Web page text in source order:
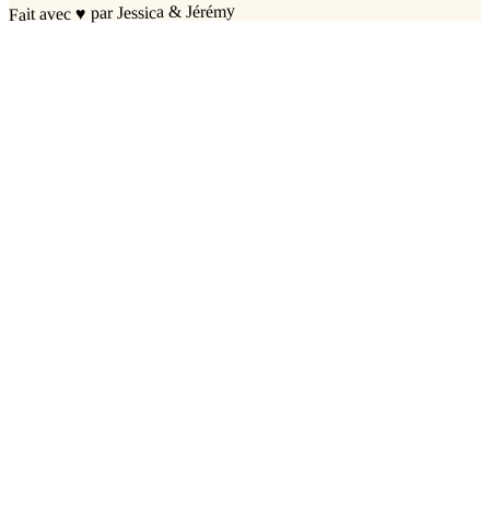
Fait avec♥ par Jessica & Jérémy